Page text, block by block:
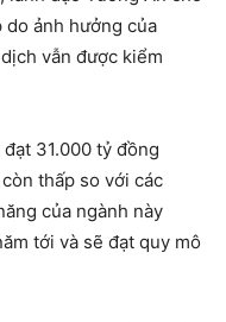
ảnh hưởng của
vẫn được kiểm
31.000 tỷ đồng
thấp so với các
của ngành này
tới và sẽ đạt quy mô